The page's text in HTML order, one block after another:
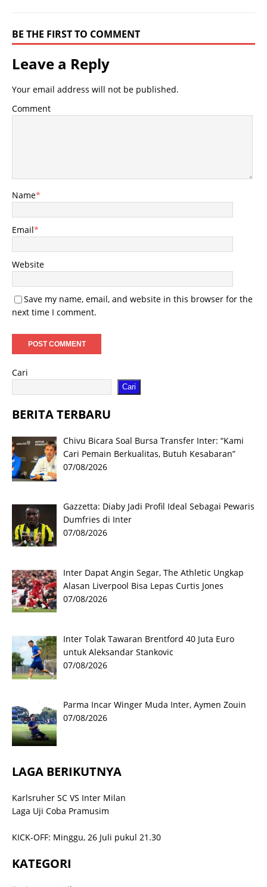
BE THE FIRST TO COMMENT
Leave a Reply
Your email address will not be published.
Comment
Name*
Email*
Website
Save my name, email, and website in this browser for the
next time I comment.
Cari
Cari
BERITA TERBARU
Chivu Bicara Soal Bursa Transfer Inter: “Kami
Cari Pemain Berkualitas, Butuh Kesabaran”
07/08/2026
Gazzetta: Diaby Jadi Profil Ideal Sebagai Pewaris
Dumfries di Inter
07/08/2026
Inter Dapat Angin Segar, The Athletic Ungkap
Alasan Liverpool Bisa Lepas Curtis Jones
07/08/2026
Inter Tolak Tawaran Brentford 40 Juta Euro
untuk Aleksandar Stankovic
07/08/2026
Parma Incar Winger Muda Inter, Aymen Zouin
07/08/2026
LAGA BERIKUTNYA
Karlsruher SC VS Inter Milan
Laga Uji Coba Pramusim
KICK-OFF: Minggu, 26 Juli pukul 21.30
KATEGORI